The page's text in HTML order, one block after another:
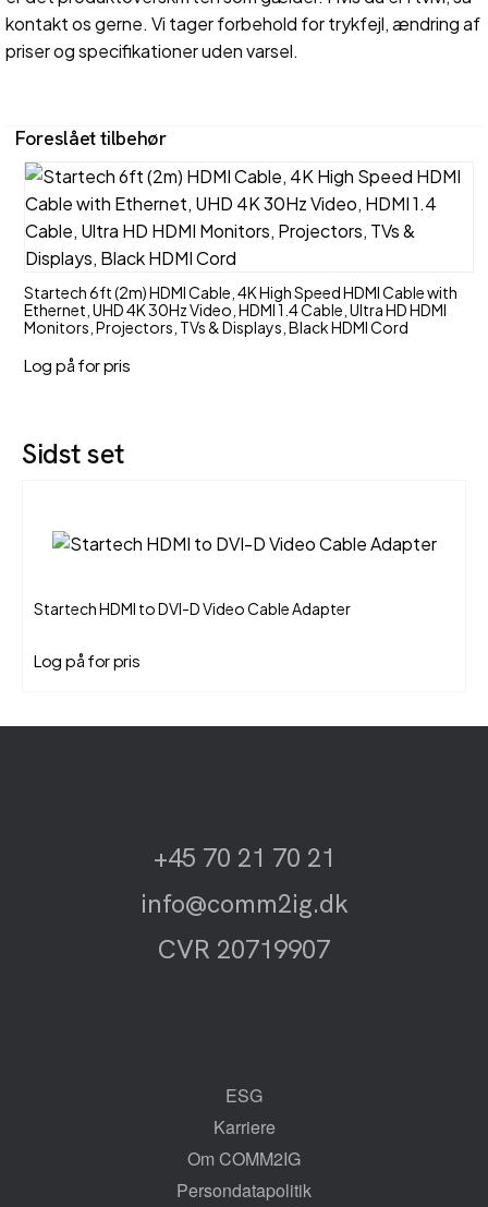
kontakt os gerne. Vi tager forbehold for trykfejl, ændring af
priser og specifikationer uden varsel.
Foreslået tilbehør
Startech 6ft (2m) HDMI Cable, 4K High Speed HDMI Cable with
Ethernet, UHD 4K 30Hz Video, HDMI 1.4 Cable, Ultra HD HDMI
Monitors, Projectors, TVs & Displays, Black HDMI Cord
Log på for pris
Sidst set
Startech HDMI to DVI-D Video Cable Adapter
Log på for pris
+45 70 21 70 21
info@comm2ig.dk
CVR 20719907
ESG
Karriere
Om COMM2IG
Persondatapolitik